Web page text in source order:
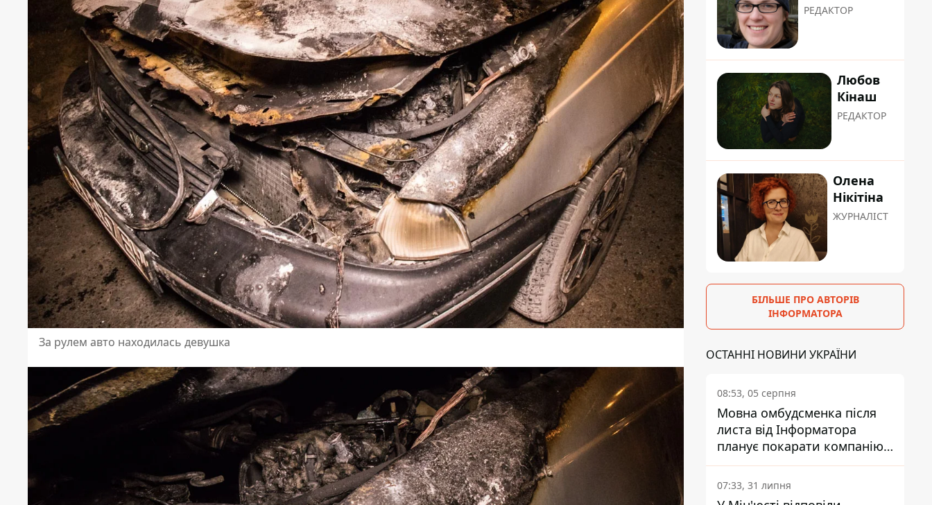
За рулем авто находилась девушка
РЕДАКТОР
Любов
Кінаш
РЕДАКТОР
Олена
Нікітіна
ЖУРНАЛІСТ
БІЛЬШЕ ПРО АВТОРІВ
ІНФОРМАТОРА
ОСТАННІ НОВИНИ УКРАЇНИ
08:53, 05 серпня
Мовна омбудсменка після
листа від Інформатора
планує покарати компанію-
підрядника ПриватБанку
07:33, 31 липня